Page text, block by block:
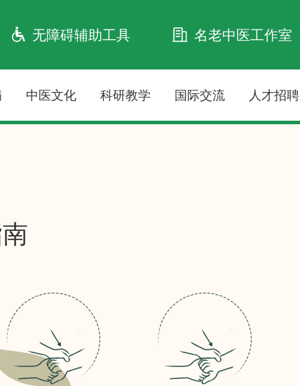
无障碍辅助工具 名老中医工作室
中医文化 科研教学 国际交流 人才招聘